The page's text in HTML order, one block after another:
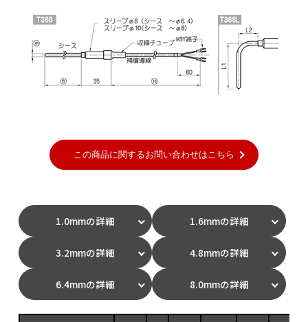
1.0mmの詳細 1.6mmの詳細
3.2mmの詳細 4.8mmの詳細
6.4mmの詳細 8.0mmの詳細